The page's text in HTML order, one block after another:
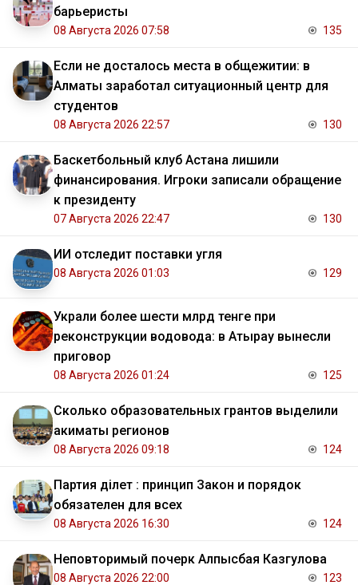
барьеристы
08 Августа 2026 07:58 135
Если не досталось места в общежитии: в
Алматы заработал ситуационный центр для
студентов
08 Августа 2026 22:57 130
Баскетбольный клуб Астана лишили
финансирования. Игроки записали обращение
к президенту
07 Августа 2026 22:47 130
ИИ отследит поставки угля
08 Августа 2026 01:03 129
Украли более шести млрд тенге при
реконструкции водовода: в Атырау вынесли
приговор
08 Августа 2026 01:24 125
Сколько образовательных грантов выделили
акиматы регионов
08 Августа 2026 09:18 124
Партия Әділет : принцип Закон и порядок
обязателен для всех
08 Августа 2026 16:30 124
Неповторимый почерк Алпысбая Казгулова
08 Августа 2026 22:00 123